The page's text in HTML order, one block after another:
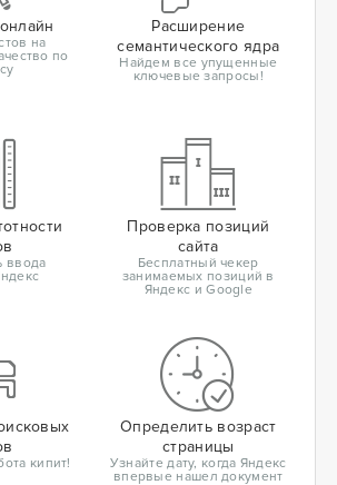
на
по
Расширение
семантического ядра
Найдем все упущенные
ключевые запросы!
ввода
Проверка позиций
сайта
Бесплатный чекер
занимаемых позиций в
Яндекс и Google
кипит!
Определить возраст
страницы
Узнайте дату, когда Яндекс
впервые нашел документ